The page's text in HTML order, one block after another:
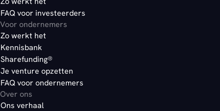
FAQ voor investeerders
Voor ondernemers
Zo werkt het
Kennisbank
Sharefunding®
Je venture opzetten
FAQ voor ondernemers
Over ons
Ons verhaal